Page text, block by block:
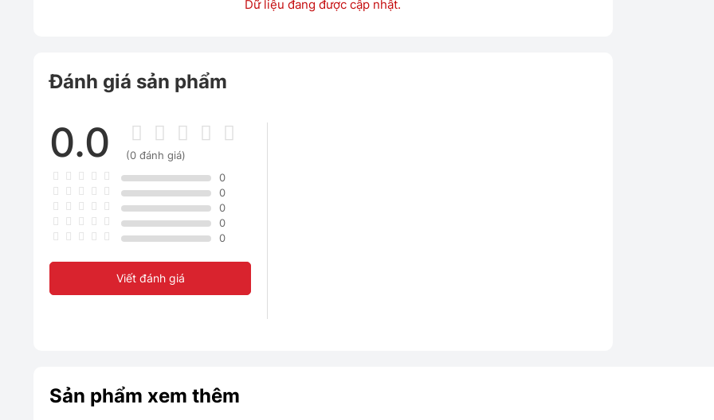
Dữ liệu đang được cập nhật.
Đánh giá sản phẩm
0.0
(0 đánh giá)
0
0
0
0
0
Viết đánh giá
Sản phẩm xem thêm